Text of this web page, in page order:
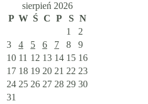
sierpień 2026
P W Ś C P S N
1
2
3
4 5 6 7 8
9
10 11 12 13 14 15 16
17 18 19 20 21 22 23
24 25 26 27 28 29 30
31